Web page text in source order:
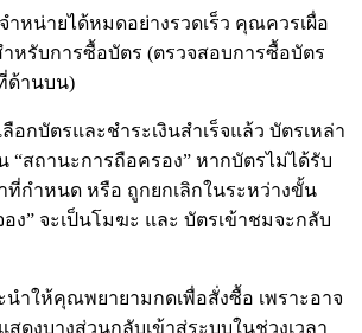
ำหน่ายได้หมดอย่างรวดเร็ว คุณควรเผื่อ
หรับการซื้อบัตร (ตรวจสอบการซื้อบัตร
ด้านบน)
อกบัตรและชำระเงินสำเร็จแล้ว บัตรเหล่า
“สถานะการถือครอง” หากบัตรไม่ได้รับ
ที่กําหนด หรือ ถูกยกเลิกในระหว่างขั้น
ง” จะเป็นโมฆะ และ บัตรเข้าชมจะกลับ
นําให้คุณพยายามกดเพื่อสั่งซื้อ เพราะอาจ
ดงบางส่วนกลับเข้าสู่ระบบในช่วงเวลา